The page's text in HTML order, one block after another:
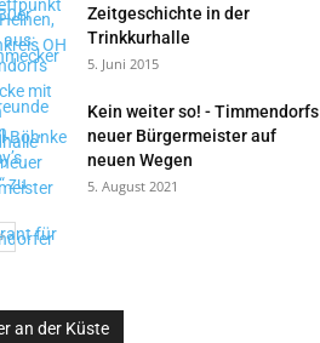
Zeitgeschichte in der
Trinkkurhalle
5. Juni 2015
Kein weiter so! - Timmendorfs
neuer Bürgermeister auf
neuen Wegen
5. August 2021
an der Küste